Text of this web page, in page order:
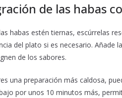
de las habas
habas estén tiernas, escúrrelas
del plato si es necesario. Añade
de los sabores.
una preparación más caldosa,
por unos 10 minutos más,